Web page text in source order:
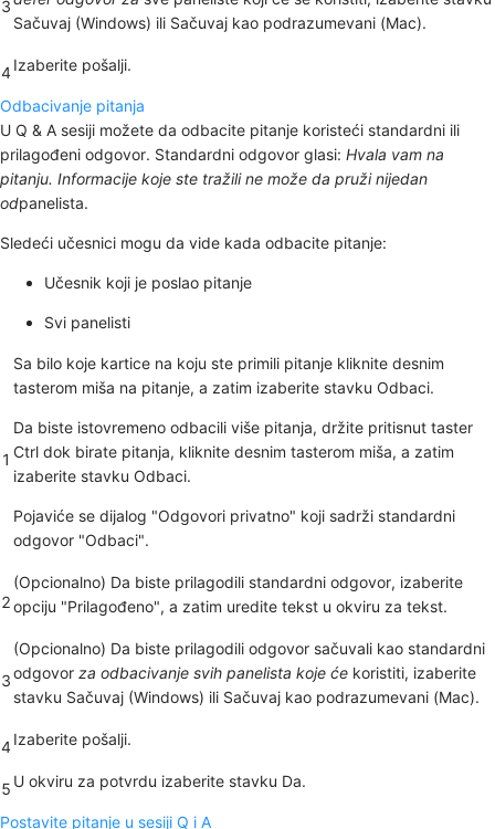
3
Sačuvaj (Windows) ili Sačuvaj kao podrazumevani (Mac).
4Izaberite pošalji.
Odbacivanje pitanja
U Q & A sesiji možete da odbacite pitanje koristeći standardni ili
prilagođeni odgovor. Standardni odgovor glasi: Hvala vam na
pitanju. Informacije koje ste tražili ne može da pruži nijedan
odpanelista.
Sledeći učesnici mogu da vide kada odbacite pitanje:
Učesnik koji je poslao pitanje
Svi panelisti
1
Sa bilo koje kartice na koju ste primili pitanje kliknite desnim
tasterom miša na pitanje, a zatim izaberite stavku Odbaci.
Da biste istovremeno odbacili više pitanja, držite pritisnut taster
Ctrl dok birate pitanja, kliknite desnim tasterom miša, a zatim
izaberite stavku Odbaci.
Pojaviće se dijalog "Odgovori privatno" koji sadrži standardni
odgovor "Odbaci".
2
(Opcionalno) Da biste prilagodili standardni odgovor, izaberite
opciju "Prilagođeno", a zatim uredite tekst u okviru za tekst.
3
(Opcionalno) Da biste prilagodili odgovor sačuvali kao standardni
odgovor za odbacivanje svih panelista koje će koristiti, izaberite
stavku Sačuvaj (Windows) ili Sačuvaj kao podrazumevani (Mac).
4Izaberite pošalji.
5 U okviru za potvrdu izaberite stavku Da.
Postavite pitanje u sesiji Q i A